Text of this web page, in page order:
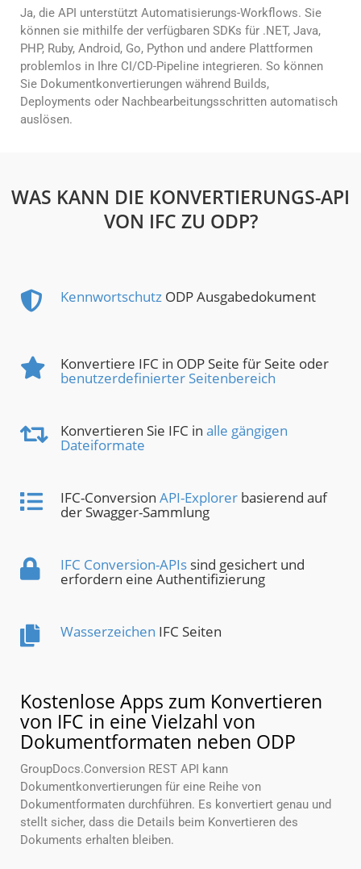
Ja, die API unterstützt Automatisierungs-Workflows. Sie
können sie mithilfe der verfügbaren SDKs für .NET, Java,
PHP, Ruby, Android, Go, Python und andere Plattformen
problemlos in Ihre CI/CD-Pipeline integrieren. So können
Sie Dokumentkonvertierungen während Builds,
Deployments oder Nachbearbeitungsschritten automatisch
auslösen.
WAS KANN DIE KONVERTIERUNGS-API
VON IFC ZU ODP?
Kennwortschutz ODP Ausgabedokument
Konvertiere IFC in ODP Seite für Seite oder
benutzerdefinierter Seitenbereich
Konvertieren Sie IFC in alle gängigen
Dateiformate
IFC-Conversion API-Explorer basierend auf
der Swagger-Sammlung
IFC Conversion-APIs sind gesichert und
erfordern eine Authentifizierung
Wasserzeichen IFC Seiten
Kostenlose Apps zum Konvertieren
von IFC in eine Vielzahl von
Dokumentformaten neben ODP
GroupDocs.Conversion REST API kann
Dokumentkonvertierungen für eine Reihe von
Dokumentformaten durchführen. Es konvertiert genau und
stellt sicher, dass die Details beim Konvertieren des
Dokuments erhalten bleiben.